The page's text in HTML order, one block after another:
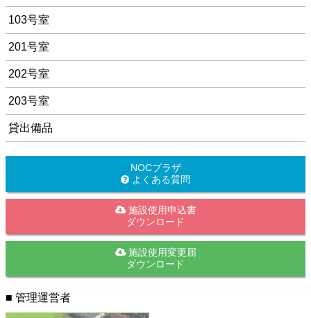
103号室
201号室
202号室
203号室
貸出備品
NOCプラザ
よくある質問
施設使用申込書
ダウンロード
施設使用変更届
ダウンロード
■ 管理運営者